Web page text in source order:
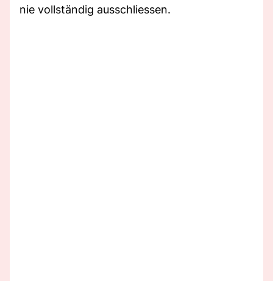
nie vollständig ausschliessen.